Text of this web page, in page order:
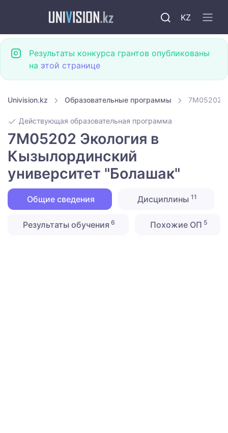
KZ
Результаты конкурса грантов опубликованы
на этой странице
Univision.kz Образовательные программы 7M05202
Действующая образовательная программа
7M05202 Экология в
Кызылординский
университет "Болашак"
Общие сведения Дисциплины 11
Результаты обучения 6 Похожие ОП 5